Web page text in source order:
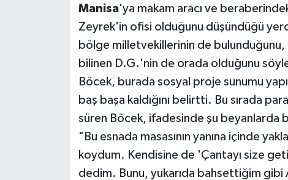
Manisa'ya makam aracı ve
Zeyrek'in ofisi olduğunu düşündüğü
bölge milletvekillerinin de bulunduğunu,
bilinen D.G.'nin de orada olduğunu
Böcek, burada sosyal proje sunumu
baş başa kaldığını belirtti. Bu sırada
süren Böcek, ifadesinde şu beyanlarda
"Bu esnada masasının yanına içinde
koydum. Kendisine de 'Çantayı size
dedim. Bunu, yukarıda bahsettiğim